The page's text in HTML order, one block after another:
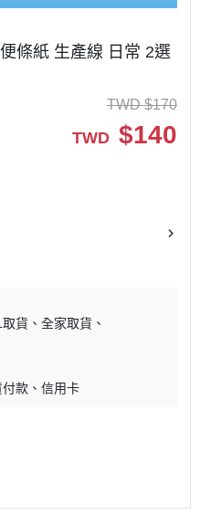
條紙 生產線 日常 2選
TWD $170
TWD $140
貨
全家取貨
款 信用卡